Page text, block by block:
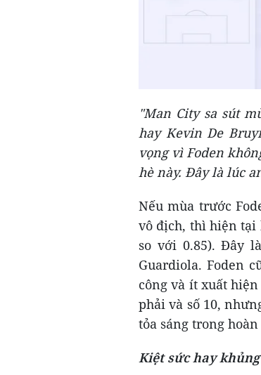
"Man City sa sút
hay Kevin De
vọng vì Foden
hè này. Đây là lúc
Nếu mùa trước
vô địch, thì hiện tại
so với 0.85). Đây
Guardiola. Foden
công và ít xuất
phải và số 10,
tỏa sáng trong
Kiệt sức hay